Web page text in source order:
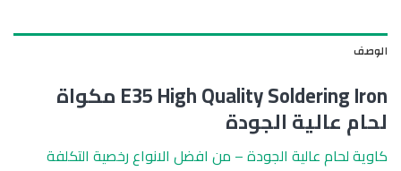
الوصف
E35 High Quality Soldering Iron مكواة
لحام عالية الجودة
كاوية لحام عالية الجودة – من افضل الانواع رخصية التكلفة